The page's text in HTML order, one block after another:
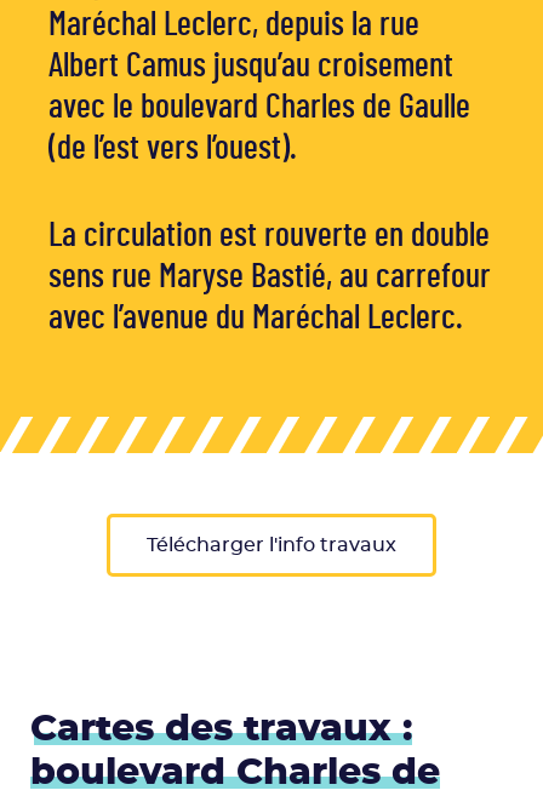
Maréchal Leclerc, depuis la rue
Albert Camus jusqu’au croisement
avec le boulevard Charles de Gaulle
(de l’est vers l’ouest).
La circulation est rouverte en double
sens rue Maryse Bastié, au carrefour
avec l’avenue du Maréchal Leclerc.
Télécharger l'info travaux
Cartes des travaux :
boulevard Charles de